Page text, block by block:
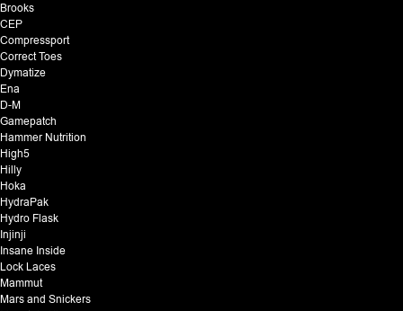
Brooks
CEP
Compressport
Correct Toes
Dymatize
Ena
D-M
Gamepatch
Hammer Nutrition
High5
Hilly
Hoka
HydraPak
Hydro Flask
Injinji
Insane Inside
Lock Laces
Mammut
Mars and Snickers